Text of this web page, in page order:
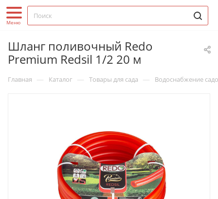
Шланг поливочный Redo
Premium Redsil 1/2 20 м
Главная — Каталог — Товары для сада — Водоснабжение